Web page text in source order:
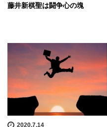
藤井新棋聖は闘争心の塊
2020.7.14